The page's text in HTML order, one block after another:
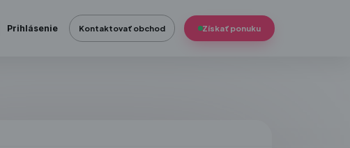
Prihlásenie Kontaktovať obchod Získať ponuku